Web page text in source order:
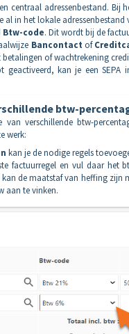
centraal adressenbestand.
al in het lokale
Btw-code. Dit wordt bij de
Bancontact ofC
of wachtrekening
geactiveerd, kan je een
btw-
verschillende btw-
werk:
kan je de nodige regels
factuurregel en vul daar het
de maatstaf van heffing
aan te vinken.